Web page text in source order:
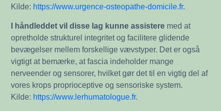
Kilde: https://www.urgence-osteopathe-domicile.fr.
I håndleddet vil disse lag kunne assistere med at
opretholde strukturel integritet og facilitere glidende
bevægelser mellem forskellige vævstyper. Det er også
vigtigt at bemærke, at fascia indeholder mange
nerveender og sensorer, hvilket gør det til en vigtig del af
vores krops proprioceptive og sensoriske system.
Kilde: https://www.lerhumatologue.fr.